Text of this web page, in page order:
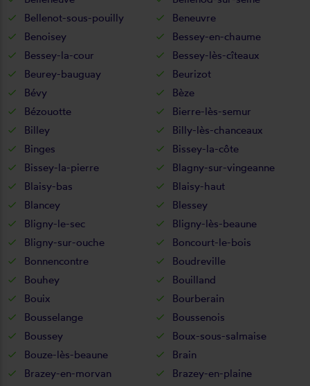
Bellenot-sous-pouilly
Beneuvre
Benoisey
Bessey-en-chaume
Bessey-la-cour
Bessey-lès-cîteaux
Beurey-bauguay
Beurizot
Bévy
Bèze
Bézouotte
Bierre-lès-semur
Billey
Billy-lès-chanceaux
Binges
Bissey-la-côte
Bissey-la-pierre
Blagny-sur-vingeanne
Blaisy-bas
Blaisy-haut
Blancey
Blessey
Bligny-le-sec
Bligny-lès-beaune
Bligny-sur-ouche
Boncourt-le-bois
Bonnencontre
Boudreville
Bouhey
Bouilland
Bouix
Bourberain
Bousselange
Boussenois
Boussey
Boux-sous-salmaise
Bouze-lès-beaune
Brain
Brazey-en-morvan
Brazey-en-plaine